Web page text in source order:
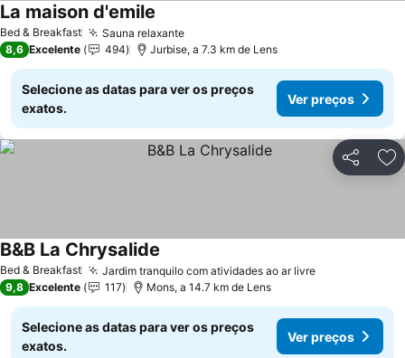
Bed & Breakfast Sauna relaxante
La maison d'emile
8,6 Excelente 494 Jurbise, a 7.3 km de Lens
Selecione as datas para ver os preços
exatos.
Ver preços
Partilhar
Bed & Breakfast Jardim tranquilo com atividades ao ar livre
B&B La Chrysalide
9,8 Excelente 117 Mons, a 14.7 km de Lens
Selecione as datas para ver os preços
exatos.
Ver preços